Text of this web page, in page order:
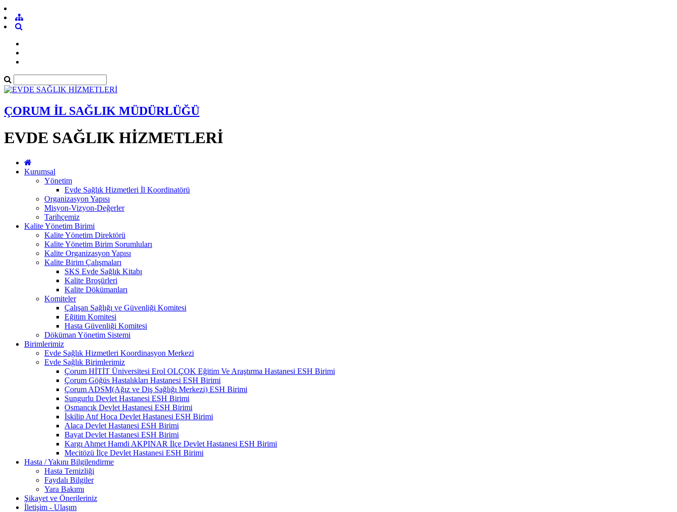
ÇORUM İL SAĞLIK MÜDÜRLÜĞÜ
EVDE SAĞLIK HİZMETLERİ
Kurumsal
Yönetim
Evde Sağlık Hizmetleri İl Koordinatörü
Organizasyon Yapısı
Misyon-Vizyon-Değerler
Tarihçemiz
Kalite Yönetim Birimi
Kalite Yönetim Direktörü
Kalite Yönetim Birim Sorumluları
Kalite Organizasyon Yapısı
Kalite Birim Çalışmaları
SKS Evde Sağlık Kitabı
Kalite Broşürleri
Kalite Dökümanları
Komiteler
Çalışan Sağlığı ve Güvenliği Komitesi
Eğitim Komitesi
Hasta Güvenliği Komitesi
Döküman Yönetim Sistemi
Birimlerimiz
Evde Sağlık Hizmetleri Koordinasyon Merkezi
Evde Sağlık Birimlerimiz
Çorum HİTİT Üniversitesi Erol OLÇOK Eğitim Ve Araştırma Hastanesi ESH Birimi
Çorum Göğüs Hastalıkları Hastanesi ESH Birimi
Çorum ADSM(Ağız ve Diş Sağlığı Merkezi) ESH Birimi
Sungurlu Devlet Hastanesi ESH Birimi
Osmancık Devlet Hastanesi ESH Birimi
İskilip Atıf Hoca Devlet Hastanesi ESH Birimi
Alaca Devlet Hastanesi ESH Birimi
Bayat Devlet Hastanesi ESH Birimi
Kargı Ahmet Hamdi AKPINAR İlçe Devlet Hastanesi ESH Birimi
Mecitözü İlçe Devlet Hastanesi ESH Birimi
Hasta / Yakını Bilgilendirme
Hasta Temizliği
Faydalı Bilgiler
Yara Bakımı
Şikayet ve Önerileriniz
İletişim - Ulaşım